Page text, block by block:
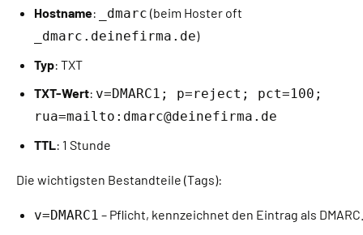
Hostname: _dmarc (beim Hoster oft
_dmarc.deinefirma.de)
Typ: TXT
TXT-Wert: v=DMARC1; p=reject; pct=100;
rua=mailto:dmarc@deinefirma.de
TTL: 1 Stunde
Die wichtigsten Bestandteile (Tags):
v=DMARC1 – Pflicht, kennzeichnet den Eintrag als